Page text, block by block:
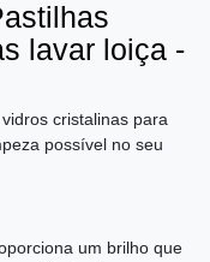
lavar loiça -
cristalinas para
possível no seu
um brilho que